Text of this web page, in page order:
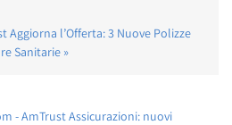
Aggiorna l’Offerta: 3 Nuove Polizze
Sanitarie »
- AmTrust Assicurazioni: nuovi